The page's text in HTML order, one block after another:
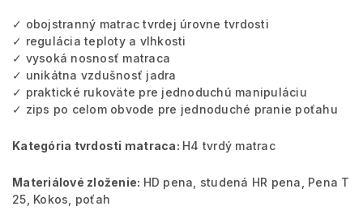
✓ obojstranný matrac tvrdej úrovne tvrdosti
✓ regulácia teploty a vlhkosti
✓ vysoká nosnosť matraca
✓ unikátna vzdušnosť jadra
✓ praktické rukoväte pre jednoduchú manipuláciu
✓ zips po celom obvode pre jednoduché pranie poťahu
Kategória tvrdosti matraca: H4 tvrdý matrac
Materiálové zloženie: HD pena, studená HR pena, Pena T
25, Kokos , poťah